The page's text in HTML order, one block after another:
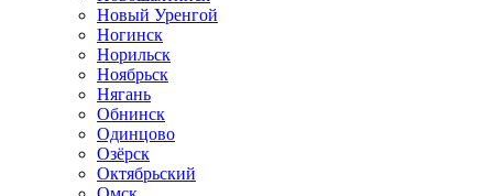
Новый Уренгой
Ногинск
Норильск
Ноябрьск
Нягань
Обнинск
Одинцово
Озёрск
Октябрьский